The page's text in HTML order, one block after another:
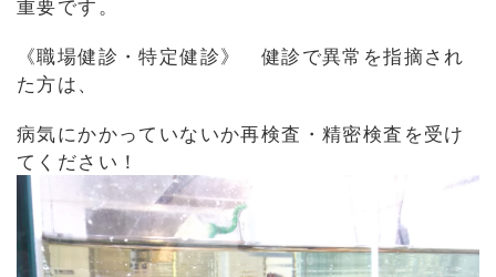
重要です。
《職場健診・特定健診》 健診で異常を指摘され
た方は、
病気にかかっていないか再検査・精密検査を受け
てください！